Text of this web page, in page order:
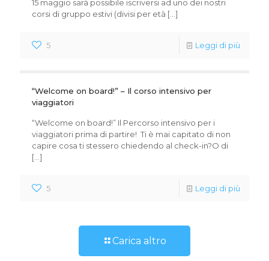
15 maggio sarà possibile iscriversi ad uno dei nostri
corsi di gruppo estivi (divisi per età […]
5 Leggi di più
“Welcome on board!” – Il corso intensivo per
viaggiatori
“Welcome on board!” Il Percorso intensivo per i
viaggiatori prima di partire! Ti è mai capitato di non
capire cosa ti stessero chiedendo al check-in?O di
[…]
5 Leggi di più
Carica altro